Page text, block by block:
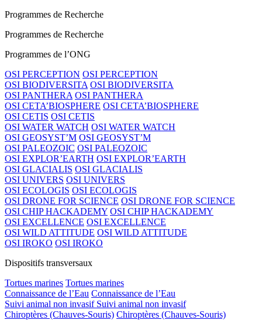
Programmes de Recherche
Programmes de Recherche
Programmes de l’ONG
OSI PERCEPTION OSI PERCEPTION
OSI BIODIVERSITA OSI BIODIVERSITA
OSI PANTHERA OSI PANTHERA
OSI CETA’BIOSPHERE OSI CETA’BIOSPHERE
OSI CETIS OSI CETIS
OSI WATER WATCH OSI WATER WATCH
OSI GEOSYST’M OSI GEOSYST’M
OSI PALEOZOIC OSI PALEOZOIC
OSI EXPLOR’EARTH OSI EXPLOR’EARTH
OSI GLACIALIS OSI GLACIALIS
OSI UNIVERS OSI UNIVERS
OSI ECOLOGIS OSI ECOLOGIS
OSI DRONE FOR SCIENCE OSI DRONE FOR SCIENCE
OSI CHIP HACKADEMY OSI CHIP HACKADEMY
OSI EXCELLENCE OSI EXCELLENCE
OSI WILD ATTITUDE OSI WILD ATTITUDE
OSI IROKO OSI IROKO
Dispositifs transversaux
Tortues marines Tortues marines
Connaissance de l’Eau Connaissance de l’Eau
Suivi animal non invasif Suivi animal non invasif
Chiroptères (Chauves-Souris) Chiroptères (Chauves-Souris)